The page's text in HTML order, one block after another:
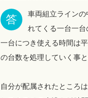
答
車両組立ライン
れてくる一台一
一台につき使える時間は
の台数を処理していく事と
自分が配属されたところ